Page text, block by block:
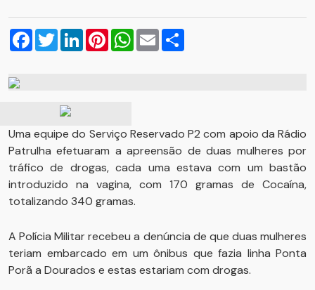
Facebook
TwitterLinkedInPinterestWhatsApp
Email
Uma equipe do Serviço Reservado P2 com apoio da Rádio
Patrulha efetuaram a apreensão de duas mulheres por
tráfico de drogas, cada uma estava com um bastão
introduzido na vagina, com 170 gramas de Cocaína,
totalizando 340 gramas.
A Polícia Militar recebeu a denúncia de que duas mulheres
teriam embarcado em um ônibus que fazia linha Ponta
Porã a Dourados e estas estariam com drogas.